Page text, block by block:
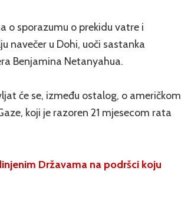
o sporazumu o prekidu vatre i
navečer u Dohi, uoči sastanka
Benjamina Netanyahua.
će se, između ostalog, o američkom
koji je razoren 21 mjesecom rata
Državama na podršci koju